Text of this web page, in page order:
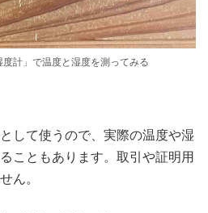
計」で温度と湿度を測ってみる
して使うので、実際の温度や湿
こともあります。取引や証明用
ん。